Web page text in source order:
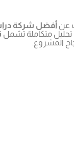
عن أفضل شركة
متكاملة تشمل
المشروع.